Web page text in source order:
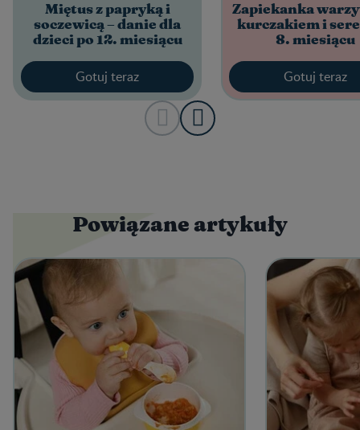
Miętus z papryką i
soczewicą – danie dla
dzieci po 12. miesiącu
Gotuj teraz
Zapiekanka
kurczakiem i
8. miesiącu
Gotuj teraz
Powiązane artykuły